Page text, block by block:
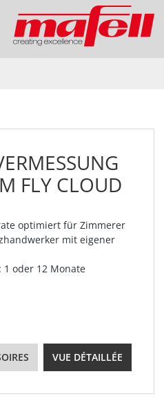
FLY CLOUD
optimiert für Zimmerer
mit eigener
1 oder 12 Monate
VUE DÉTAILLÉE